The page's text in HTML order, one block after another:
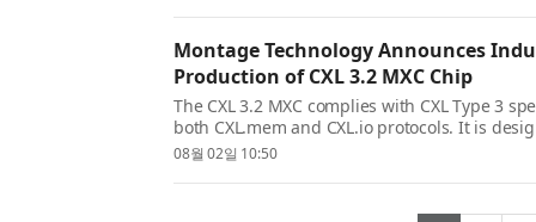
Montage Technology Announces
Production of CXL 3.2 MXC Chip
The CXL 3.2 MXC complies with CXL Type 3
both CXL.mem and CXL.io protocols. It is
and CXL 3.2 protocol support, delivering
08월 02일 10:50